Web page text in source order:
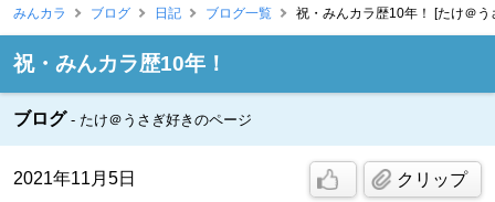
みんカラ ブログ 日記 ブログ一覧 祝・みんカラ歴10年！ [たけ＠う
祝・みんカラ歴10年！
ブログ たけ＠うさぎ好きのページ
2021年11月5日 クリップ